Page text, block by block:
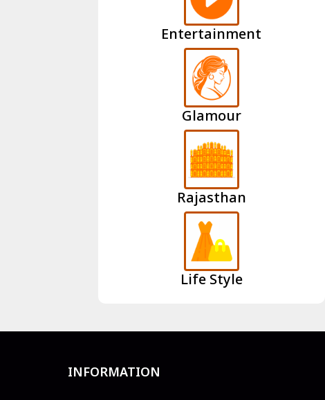
Entertainment
Glamour
Rajasthan
Life Style
INFORMATION